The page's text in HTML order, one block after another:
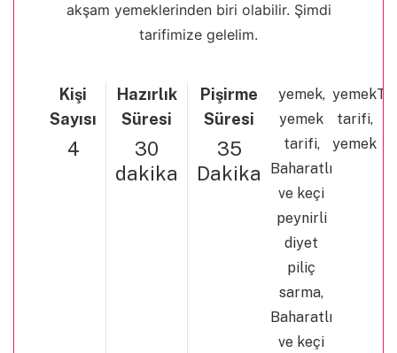
akşam yemeklerinden biri olabilir. Şimdi
tarifimize gelelim.
Kişi
Sayısı
4
Hazırlık
Süresi
30
dakika
Pişirme
Süresi
35
Dakika
yemek,
yemek
tarifi,
Baharatlı
ve keçi
peynirli
diyet
piliç
sarma,
Baharatlı
ve keçi
yemek
tarifi,
yemek